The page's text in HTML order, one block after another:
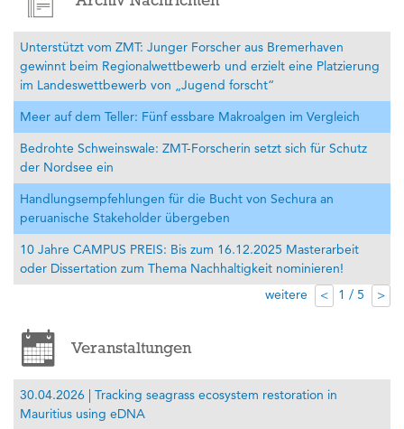
Unterstützt vom ZMT: Junger Forscher aus Bremerhaven
gewinnt beim Regionalwettbewerb und erzielt eine Platzierung
im Landeswettbewerb von „Jugend forscht“
Meer auf dem Teller: Fünf essbare Makroalgen im Vergleich
Bedrohte Schweinswale: ZMT-Forscherin setzt sich für Schutz
der Nordsee ein
Handlungsempfehlungen für die Bucht von Sechura an
peruanische Stakeholder übergeben
10 Jahre CAMPUS PREIS: Bis zum 16.12.2025 Masterarbeit
oder Dissertation zum Thema Nachhaltigkeit nominieren!
weitere
< 1 / 5 >
Veranstaltungen
30.04.2026 | Tracking seagrass ecosystem restoration in
Mauritius using eDNA